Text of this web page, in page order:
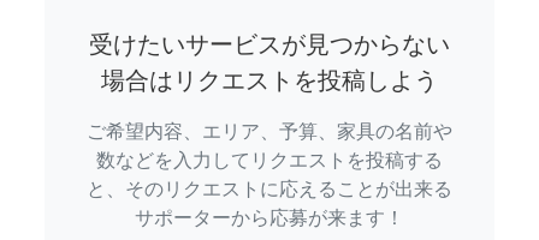
受けたいサービスが見つからない
場合はリクエストを投稿しよう
ご希望内容、エリア、予算、家具の名前や
数などを入力してリクエストを投稿する
と、そのリクエストに応えることが出来る
サポーターから応募が来ます！